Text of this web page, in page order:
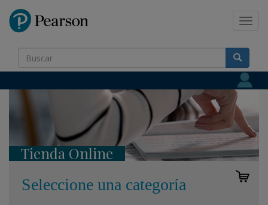
Tienda Online
Seleccione una categoría